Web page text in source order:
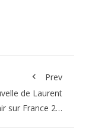
Prev
de Laurent
sur France 2…